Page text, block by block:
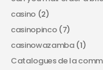
casino(2)
casinopinco(7)
casinowazamba(1)
Catalogues de la